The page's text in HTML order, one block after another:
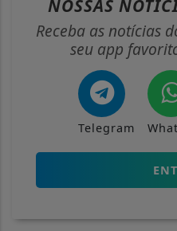
NOSSAS
Receba as notícias
seu app
Telegram